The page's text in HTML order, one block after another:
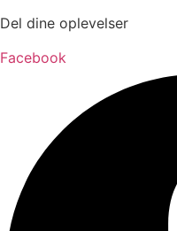
Del dine oplevelser
Facebook